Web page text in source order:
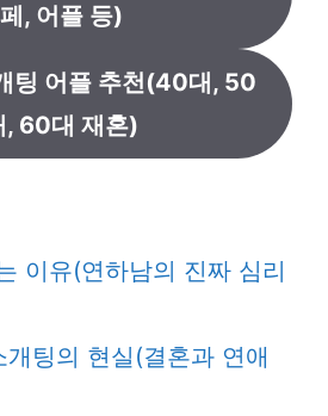
페, 어플 등)
팅 어플 추천(40대, 50
, 60대 재혼)
이유(연하남의 진짜 심리
팅의 현실(결혼과 연애